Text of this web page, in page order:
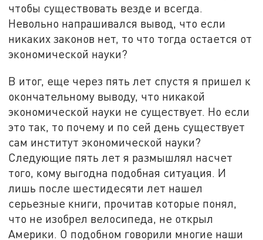
чтобы существовать везде и всегда.
Невольно напрашивался вывод, что если
никаких законов нет, то что тогда остается от
экономической науки?
В итог, еще через пять лет спустя я пришел к
окончательному выводу, что никакой
экономической науки не существует. Но если
это так, то почему и по сей день существует
сам институт экономической науки?
Следующие пять лет я размышлял насчет
того, кому выгодна подобная ситуация. И
лишь после шестидесяти лет нашел
серьезные книги, прочитав которые понял,
что не изобрел велосипеда, не открыл
Америки. О подобном говорили многие наши